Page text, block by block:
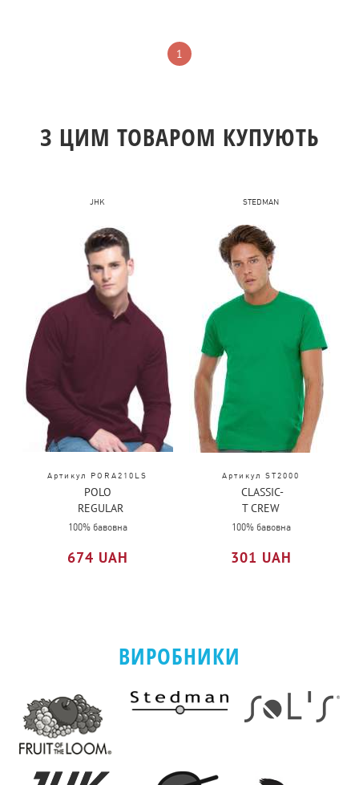
1
З ЦИМ ТОВАРОМ КУПУЮТЬ
JHK
Артикул PORA210LS
POLO
REGULAR
MAN LS
100% бавовна
674 UAH
STEDMAN
Артикул ST2000
CLASSIC-
T CREW
NECK
100% бавовна
301 UAH
ВИРОБНИКИ